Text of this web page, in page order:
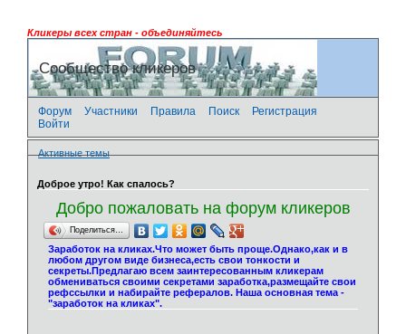
Кликеры всех стран - объединяйтесь
Сообщество кликеров
Форум Участники Правила Поиск
Регистрация
Войти
Активные темы
Доброе утро! Как спалось?
Добро пожаловать на форум кликеров
Поделиться…
Заработок на кликах.Что может быть проще.Однако,как и в
любом другом виде бизнеса,есть свои тонкости и
секреты.Предлагаю всем заинтересованным кликерам
обмениваться своими секретами заработка,размещайте свои
рефссылки и набирайте рефералов. Наша основная тема -
"заработок на кликах".